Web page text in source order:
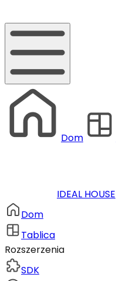
Dom
IDEAL HOUSE
Dom
Tablica
Rozszerzenia
SDK